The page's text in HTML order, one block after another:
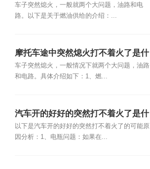
什么原因?
车子突然熄火，一般就两个大问题，油路和电
路。以下是关于燃油供给的介绍：...
摩托车途中突然熄火打不着火了是什
么原因？
车子突然熄火，一般情况下就两个大问题，油路
和电路。具体介绍如下：1、燃...
汽车开的好好的突然打不着火了是什
么原因？
以下是汽车开的好好的突然打不着火了的可能原
因分析：1、电瓶问题：如果在...